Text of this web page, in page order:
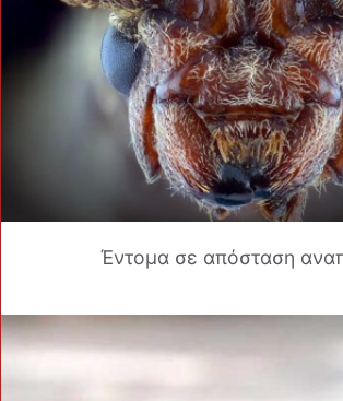
Έντομα σε απόσταση